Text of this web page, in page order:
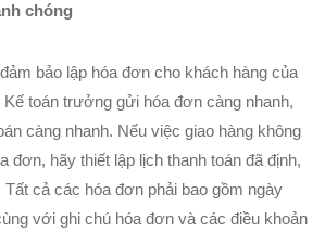
chóng
bảo lập hóa đơn cho khách hàng của
toán trưởng gửi hóa đơn càng nhanh,
càng nhanh. Nếu việc giao hàng không
đơn, hãy thiết lập lịch thanh toán đã định,
Tất cả các hóa đơn phải bao gồm ngày
với ghi chú hóa đơn và các điều khoản